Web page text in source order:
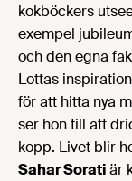
kokböckers
exempel
och den egna
Lottas
för att hitta nya
ser hon till att
kopp. Livet blir
Sahar Soratiär